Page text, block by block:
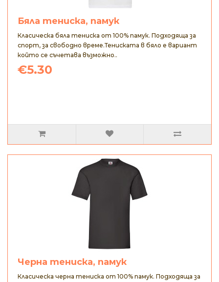
Бяла тениска, памук
Класическа бяла тениска от 100% памук. Подходяща за
спорт, за свободно време.Тениската в бяло е вариант
който се съчетава възможно..
€5.30
Черна тениска, памук
Класическа черна тениска от 100% памук. Подходяща за